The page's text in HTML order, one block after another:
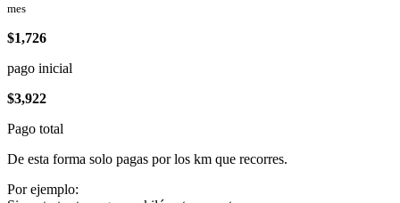
mes
$1,726
pago inicial
$3,922
Pago total
De esta forma solo pagas por los km que recorres.
Por ejemplo: